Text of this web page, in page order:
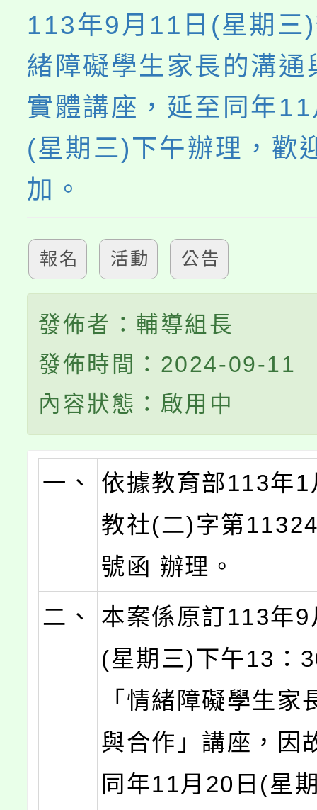
113年9月11日(星期三
緒障礙學生家長的溝通
實體講座，延至同年
(星期三)下午辦理，歡
加。
報名 活動 公告
發佈者：輔導組長
發佈時間：2024-09-11
內容狀態：啟用中
一、
依據教育部113年
教社(二)字第
號函 辦理。
二、
本案係原訂113年
(星期三)下午13：
「情緒障礙學生家
與合作」講座，因
同年11月20日(星